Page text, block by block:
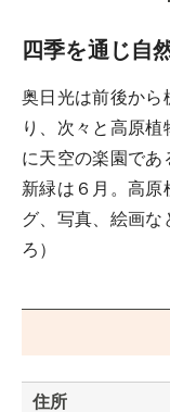
四季を通じ自
奥日光は前後から
り、次々と高原
に天空の楽園であ
新緑は６月。高原
グ、写真、絵画な
ろ）
住所